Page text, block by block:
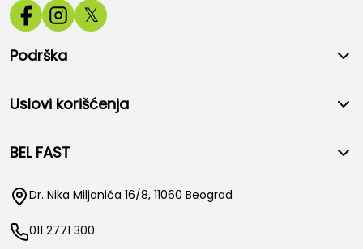
𝕏
Podrška
Uslovi korišćenja
BEL FAST
Dr. Nika Miljanića 16/8, 11060 Beograd
011 2771 300